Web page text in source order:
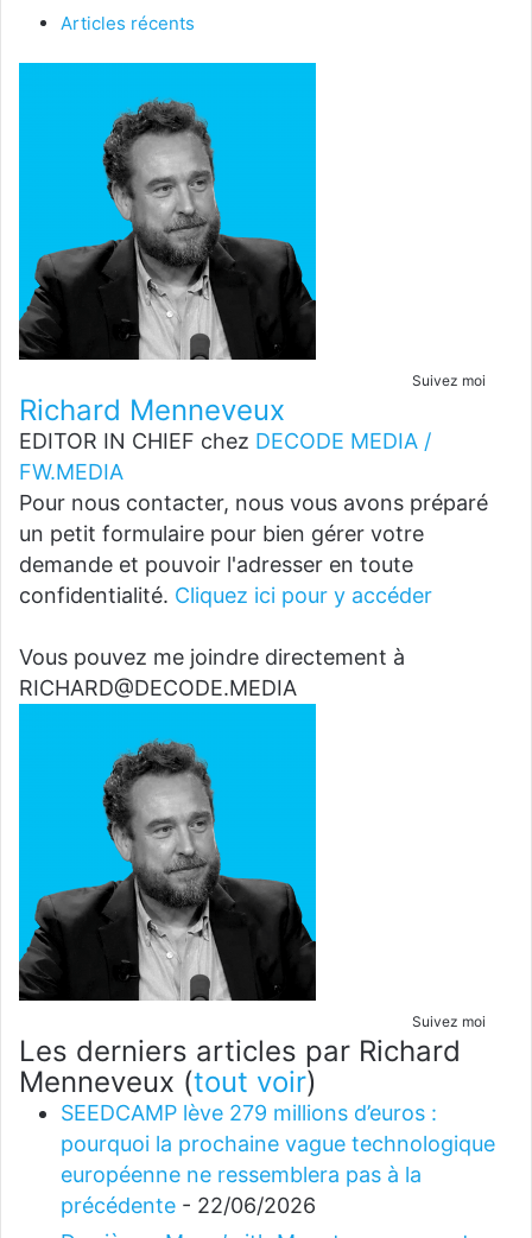
Articles récents
Suivez moi
Richard Menneveux
EDITOR IN CHIEF chez DECODE MEDIA /
FW.MEDIA
Pour nous contacter, nous vous avons préparé
un petit formulaire pour bien gérer votre
demande et pouvoir l'adresser en toute
confidentialité. Cliquez ici pour y accéder
Vous pouvez me joindre directement à
RICHARD@DECODE.MEDIA
Suivez moi
Les derniers articles par Richard
Menneveux (tout voir)
SEEDCAMP lève 279 millions d’euros :
pourquoi la prochaine vague technologique
européenne ne ressemblera pas à la
précédente - 22/06/2026